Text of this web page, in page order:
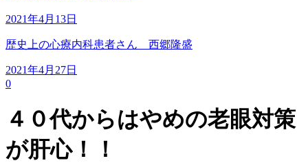
2021年4月13日
歴史上の心療内科患者さん 西郷隆盛
2021年4月27日
0
４０代からはやめの老眼対策
が肝心！！